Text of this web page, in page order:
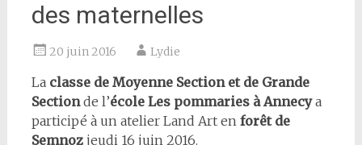
des maternelles
20 juin 2016 Lydie
La classe de Moyenne Section et de Grande
Sectionde l’école Les pommaries à Annecya
participé à un atelier Land Art en forêt de
Semnozjeudi 16 juin 2016.